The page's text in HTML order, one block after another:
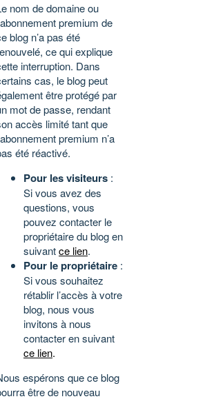
nom de domaine ou
premium de
blog n’a pas été
ce qui explique
interruption. Dans
cas, le blog peut
être protégé par
mot de passe, rendant
accès limité tant que
premium n’a
été réactivé.
Pour les visiteurs :
Si vous avez des
questions, vous
pouvez contacter le
propriétaire du blog en
suivantce lien.
Pour le propriétaire :
Si vous souhaitez
rétablir l’accès à votre
blog, nous vous
invitons à nous
contacter en suivant
ce lien.
espérons que ce blog
être de nouveau